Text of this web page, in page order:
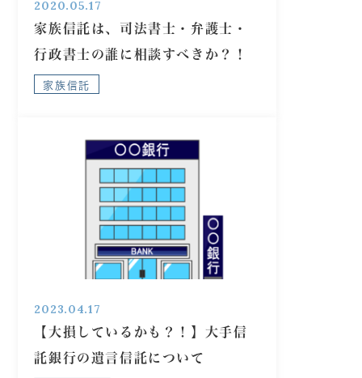
2020.05.17
家族信託は、司法書士・弁護士・
行政書士の誰に相談すべきか？！
家族信託
2023.04.17
【大損しているかも？！】大手信
託銀行の遺言信託について